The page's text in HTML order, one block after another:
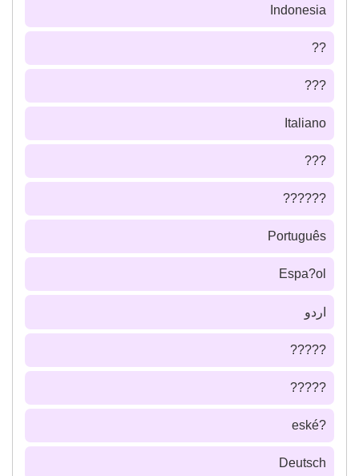
Indonesia
??
???
Italiano
???
??????
Português
Espa?ol
اردو
?????
?????
?eské
Deutsch